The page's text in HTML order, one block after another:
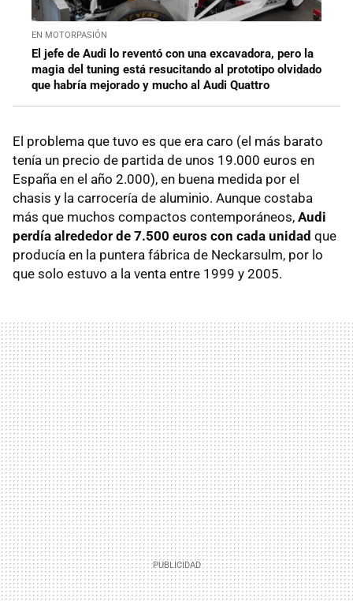
EN MOTORPASIÓN
El jefe de Audi lo reventó con una excavadora, pero la
magia del tuning está resucitando al prototipo olvidado
que habría mejorado y mucho al Audi Quattro
El problema que tuvo es que era caro (el más barato
tenía un precio de partida de unos 19.000 euros en
España en el año 2.000), en buena medida por el
chasis y la carrocería de aluminio. Aunque costaba
más que muchos compactos contemporáneos, Audi
perdía alrededor de 7.500 euros con cada unidad que
producía en la puntera fábrica de Neckarsulm, por lo
que solo estuvo a la venta entre 1999 y 2005.